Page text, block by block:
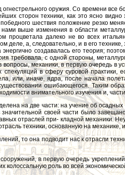
оружия. Со времени
сторон техники, как это ясно
шествия положение резко
выше изменения в области
далеко не во всех
деле, а, следовательно, и в его
создавалась его теория;
требовала, с одной стороны,
механики, в первую очередь
в сферу суровой
или, иначе, ядра, после начала
ошибающегося. Таким
внимательного изучения и,
на две части: на учение об
своей части было
отраслей при- кладной механики.
техники, основанную на
то она подводит нас к отрасли
в первую очередь
колоссальную роль во всей